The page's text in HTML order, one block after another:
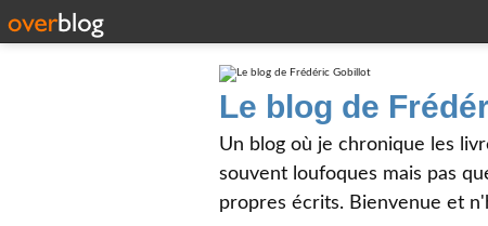
Le blog de
Un blog où je chronique les
souvent loufoques mais pas
propres écrits. Bienvenue et